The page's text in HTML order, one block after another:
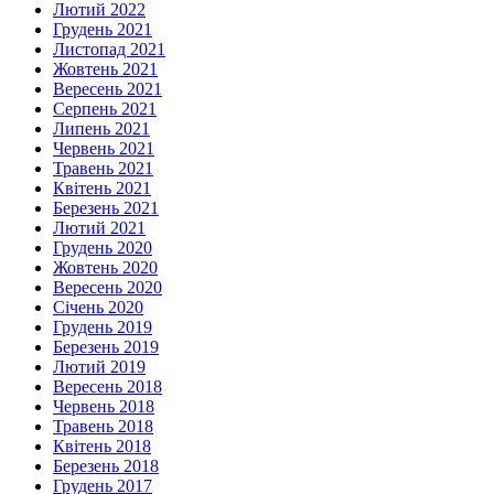
Лютий 2022
Грудень 2021
Листопад 2021
Жовтень 2021
Вересень 2021
Серпень 2021
Липень 2021
Червень 2021
Травень 2021
Квітень 2021
Березень 2021
Лютий 2021
Грудень 2020
Жовтень 2020
Вересень 2020
Січень 2020
Грудень 2019
Березень 2019
Лютий 2019
Вересень 2018
Червень 2018
Травень 2018
Квітень 2018
Березень 2018
Грудень 2017